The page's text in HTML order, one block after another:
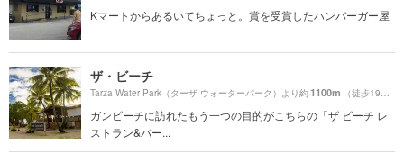
Kマートからあるいてちょっと。賞を受賞したハンバーガー屋
ザ・ビーチ
Tarza Water Park（ターザ ウォーターパーク）より約1100m （徒歩19分）
ガンビーチに訪れたもう一つの目的がこちらの「ザ ビーチ レ
ストラン&バー...